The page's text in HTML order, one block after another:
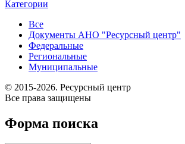
Категории
Все
Документы АНО "Ресурсный центр"
Федеральные
Региональные
Муниципальные
© 2015-2026. Ресурсный центр
Все права защищены
Форма поиска